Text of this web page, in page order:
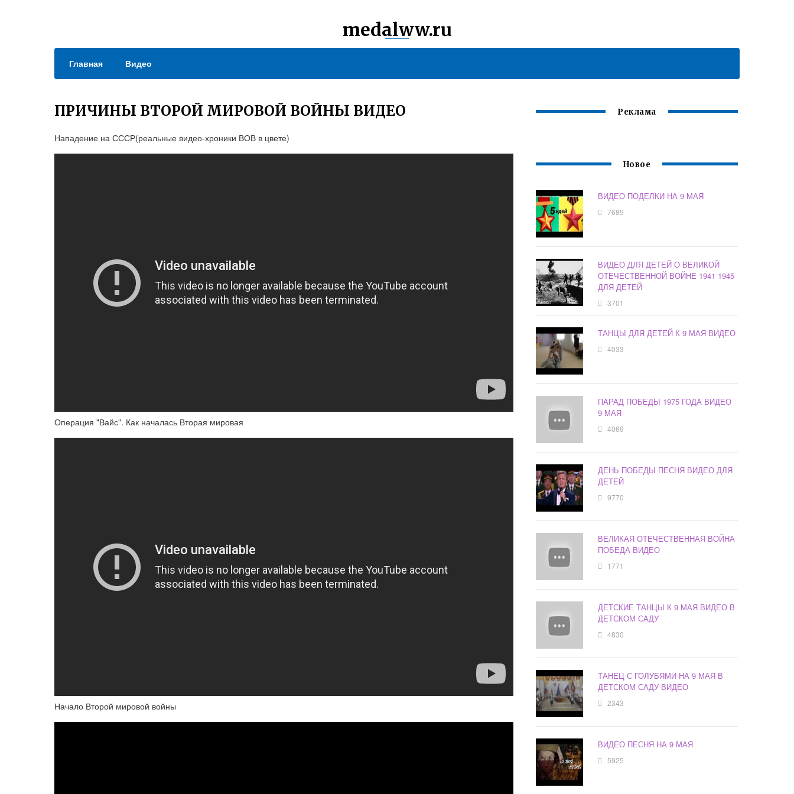
medalww.ru
Главная Видео
ПРИЧИНЫ ВТОРОЙ МИРОВОЙ ВОЙНЫ ВИДЕО
Нападение на СССР(реальные видео-хроники ВОВ в цвете)
Операция "Вайс". Как началась Вторая мировая
Начало Второй мировой войны
Реклама
Новое
ВИДЕО ПОДЕЛКИ НА 9 МАЯ
7689
ВИДЕО ДЛЯ ДЕТЕЙ О ВЕЛИКОЙ
ОТЕЧЕСТВЕННОЙ ВОЙНЕ 1941 1945
ДЛЯ ДЕТЕЙ
3701
ТАНЦЫ ДЛЯ ДЕТЕЙ К 9 МАЯ ВИДЕО
4033
ПАРАД ПОБЕДЫ 1975 ГОДА ВИДЕО
9 МАЯ
4069
ДЕНЬ ПОБЕДЫ ПЕСНЯ ВИДЕО ДЛЯ
ДЕТЕЙ
9770
ВЕЛИКАЯ ОТЕЧЕСТВЕННАЯ ВОЙНА
ПОБЕДА ВИДЕО
1771
ДЕТСКИЕ ТАНЦЫ К 9 МАЯ ВИДЕО В
ДЕТСКОМ САДУ
4830
ТАНЕЦ С ГОЛУБЯМИ НА 9 МАЯ В
ДЕТСКОМ САДУ ВИДЕО
2343
ВИДЕО ПЕСНЯ НА 9 МАЯ
5925